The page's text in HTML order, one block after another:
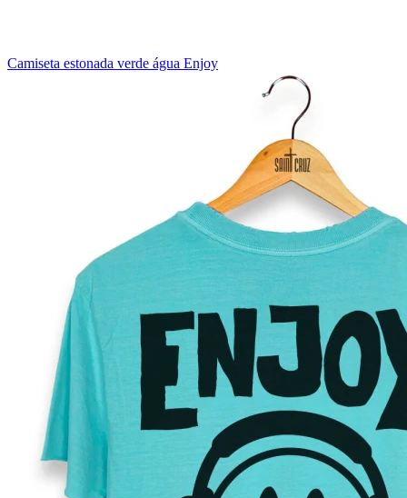
Camiseta estonada verde água Enjoy